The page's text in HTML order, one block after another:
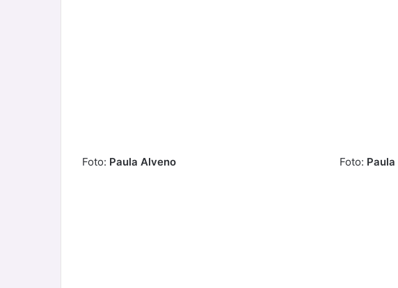
Foto: Paula Alveno Foto: